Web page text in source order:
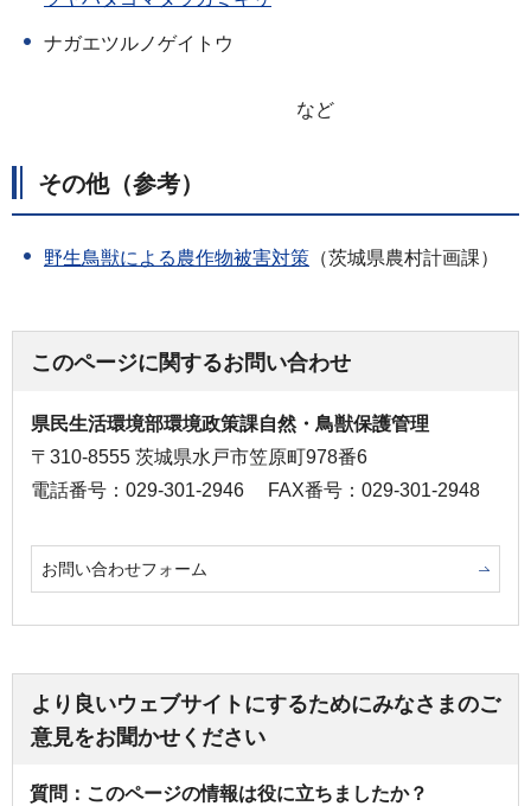
ナガエツルノゲイトウ
など
その他（参考）
野生鳥獣による農作物被害対策 （茨城県農村計画課）
このページに関するお問い合わせ
県民生活環境部環境政策課自然・鳥獣保護管理
〒310-8555 茨城県水戸市笠原町978番6
電話番号：029-301-2946
FAX番号：029-301-2948
お問い合わせフォーム
より良いウェブサイトにするためにみなさまのご
意見をお聞かせください
質問：このページの情報は役に立ちましたか？